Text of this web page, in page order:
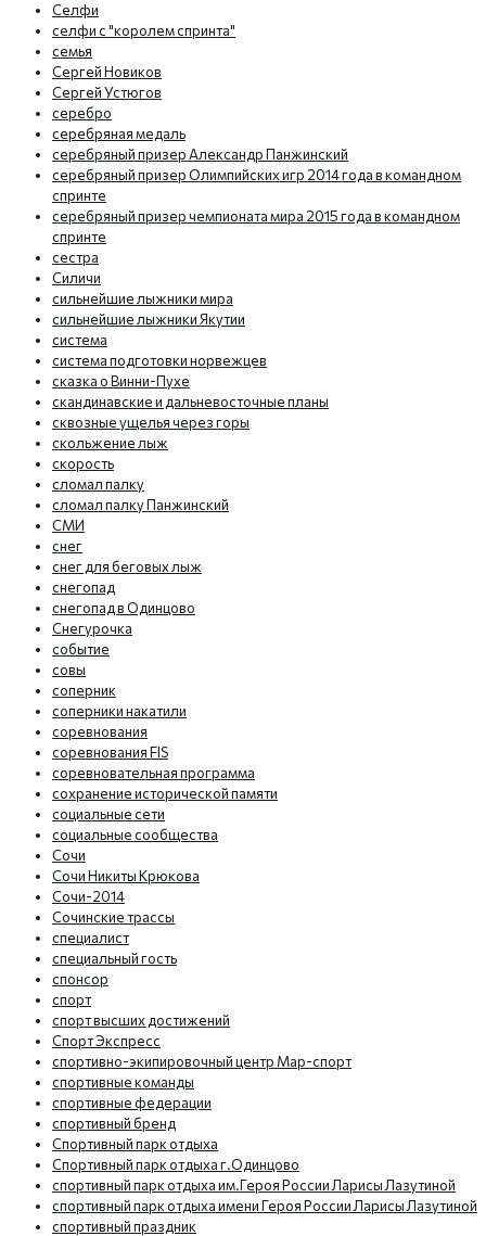
Селфи
селфи с "королем спринта"
семья
Сергей Новиков
Сергей Устюгов
серебро
серебряная медаль
серебряный призер Александр Панжинский
серебряный призер Олимпийских игр 2014 года в командном
спринте
серебряный призер чемпионата мира 2015 года в командном
спринте
сестра
Силичи
сильнейшие лыжники мира
сильнейшие лыжники Якутии
система
система подготовки норвежцев
сказка о Винни-Пухе
скандинавские и дальневосточные планы
сквозные ущелья через горы
скольжение лыж
скорость
сломал палку
сломал палку Панжинский
СМИ
снег
снег для беговых лыж
снегопад
снегопад в Одинцово
Снегурочка
событие
совы
соперник
соперники накатили
соревнования
соревнования FIS
соревновательная программа
сохранение исторической памяти
социальные сети
социальные сообщества
Сочи
Сочи Никиты Крюкова
Сочи-2014
Сочинские трассы
специалист
специальный гость
спонсор
спорт
спорт высших достижений
Спорт Экспресс
спортивно-экипировочный центр Мар-спорт
спортивные команды
спортивные федерации
спортивный бренд
Спортивный парк отдыха
Спортивный парк отдыха г.Одинцово
спортивный парк отдыха им.Героя России Ларисы Лазутиной
спортивный парк отдыха имени Героя России Ларисы Лазутиной
спортивный праздник